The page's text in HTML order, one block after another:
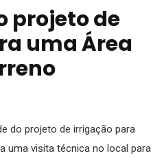
projeto de
uma Área
do projeto de irrigação para
uma visita técnica no local para